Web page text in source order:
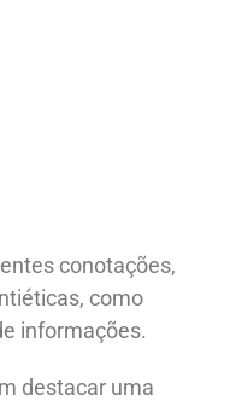
conotações,
como
informações.
destacar uma